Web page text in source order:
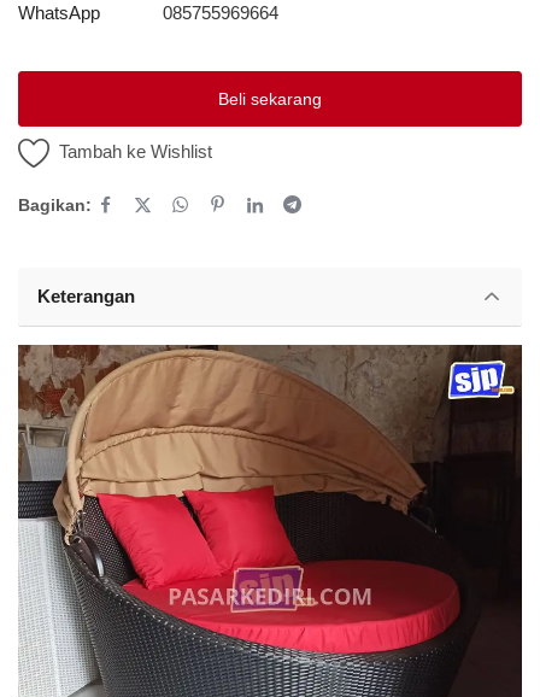
WhatsApp
085755969664
Beli sekarang
Tambah ke Wishlist
Bagikan:
Keterangan